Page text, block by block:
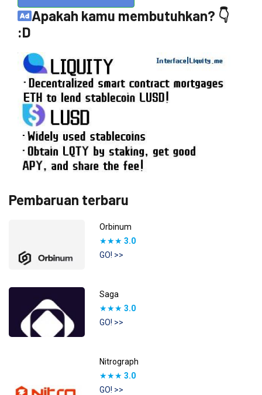
Apakah kamu membutuhkan? 👇
:D
Pembaruan terbaru
Orbinum
★★★ 3.0
GO! >>
Saga
★★★ 3.0
GO! >>
Nitrograph
★★★ 3.0
GO! >>